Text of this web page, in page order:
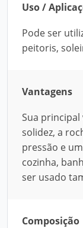
Uso /
Pode ser
peitoris,
Vantagens
Sua principal
solidez, a
pressão e
cozinha,
ser usado
Composição